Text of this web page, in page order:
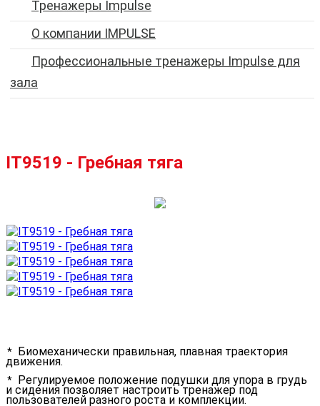
Тренажеры Impulse
O компании IMPULSE
Профессиональные тренажеры Impulse для
зала
IT9519 - Гребная тяга
Биомеханически правильная, плавная траектория
движения.
Регулируемое положение подушки для упора в грудь
и сидения позволяет настроить тренажер под
пользователей разного роста и комплекции.